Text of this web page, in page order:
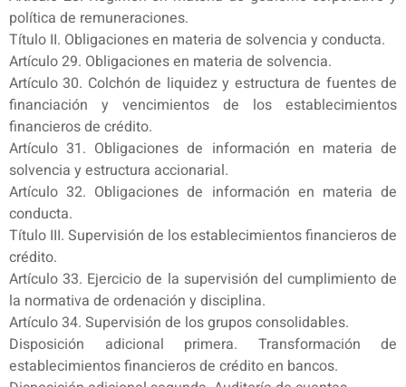
política de remuneraciones.
Título II. Obligaciones en materia de solvencia y conducta.
Artículo 29. Obligaciones en materia de solvencia.
Artículo 30. Colchón de liquidez y estructura de fuentes de
financiación y vencimientos de los establecimientos
financieros de crédito.
Artículo 31. Obligaciones de información en materia de
solvencia y estructura accionarial.
Artículo 32. Obligaciones de información en materia de
conducta.
Título III. Supervisión de los establecimientos financieros de
crédito.
Artículo 33. Ejercicio de la supervisión del cumplimiento de
la normativa de ordenación y disciplina.
Artículo 34. Supervisión de los grupos consolidables.
Disposición adicional primera. Transformación de
establecimientos financieros de crédito en bancos.